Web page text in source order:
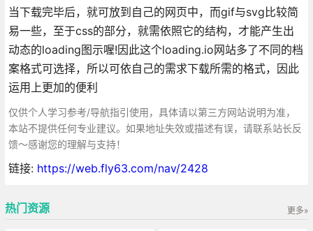
当下载完毕后，就可放到自己的网页中，而gif与svg比较简
易一些，至于css的部分，就需依照它的结构，才能产生出
动态的loading图示喔!因此这个loading.io网站多了不同的档
案格式可选择，所以可依自己的需求下载所需的格式，因此
运用上更加的便利
仅供个人学习参考/导航指引使用，具体请以第三方网站说明为准，
本站不提供任何专业建议。如果地址失效或描述有误，请联系站长反
馈～感谢您的理解与支持！
链接: https://web.fly63.com/nav/2428
更多»
热门资源